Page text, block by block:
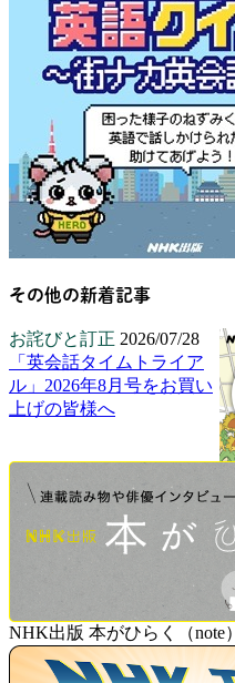
その他の新着記事
お詫びと訂正 2026/07/28
「英会話タイムトライア
ル」2026年8月号をお買い
上げの皆様へ
NHK出版 本がひらく（note）